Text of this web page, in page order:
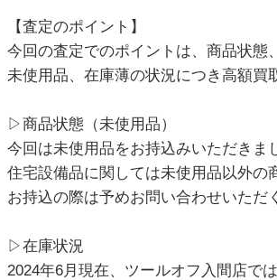
【査定のポイント】
今回の査定でのポイントは、商品状態
未使用品、在庫薄の状況につき高額買
▷商品状態（未使用品）
今回は未使用品をお持込みいただきま
住宅設備品に関しては未使用品以外の
お持込の際は予めお問い合わせいただ
▷在庫状況
2024年6月現在、ツールオフ入間店で